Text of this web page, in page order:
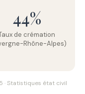
44%
de crémation
Rhône-Alpes)
· Statistiques état civil